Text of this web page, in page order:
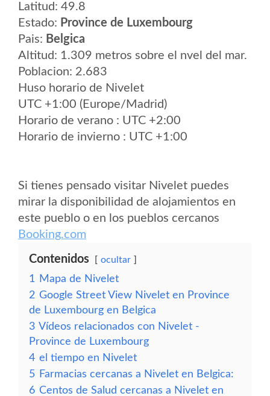
Latitud: 49.8
Estado: Province de Luxembourg
Pais: Belgica
Altitud: 1.309 metros sobre el nvel del mar.
Poblacion: 2.683
Huso horario de Nivelet
UTC +1:00 (Europe/Madrid)
Horario de verano : UTC +2:00
Horario de invierno : UTC +1:00
Si tienes pensado visitar Nivelet puedes
mirar la disponibilidad de alojamientos en
este pueblo o en los pueblos cercanos
Booking.com
Contenidos ocultar
1
Mapa de Nivelet
2 Google Street View Nivelet en Province
de Luxembourg en Belgica
3 Vídeos relacionados con Nivelet -
Province de Luxembourg
4 el tiempo en Nivelet
5 Farmacias cercanas a Nivelet en Belgica:
6 Centos de Salud cercanas a Nivelet en